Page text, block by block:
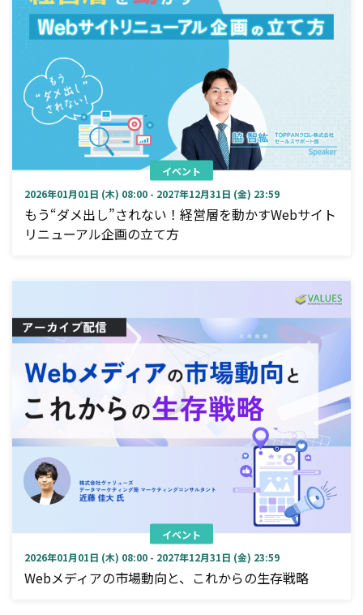
イベント
2026年01月01日 (木) 08:00 - 2027年12月31日 (金) 23:59
もう“ダメ出し”されない！経営層を動かすWebサイト
リニューアル企画の立て方
イベント
2026年01月01日 (木) 08:00 - 2027年12月31日 (金) 23:59
Webメディアの市場動向と、これからの生存戦略